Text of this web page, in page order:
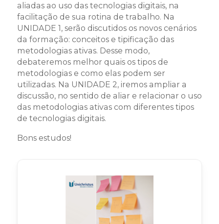
aliadas ao uso das tecnologias digitais, na
facilitação de sua rotina de trabalho. Na
UNIDADE 1, serão discutidos os novos cenários
da formação: conceitos e tipificação das
metodologias ativas. Desse modo,
debateremos melhor quais os tipos de
metodologias e como elas podem ser
utilizadas. Na UNIDADE 2, iremos ampliar a
discussão, no sentido de aliar e relacionar o uso
das metodologias ativas com diferentes tipos
de tecnologias digitais.
Bons estudos!